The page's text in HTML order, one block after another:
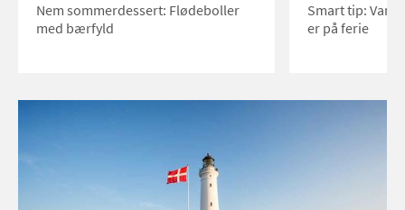
Nem sommerdessert: Flødeboller
med bærfyld
Smart tip:
er på ferie